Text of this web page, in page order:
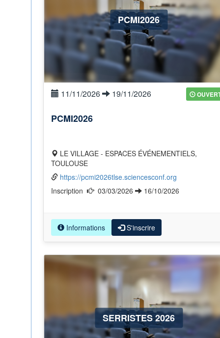
PCMI2026
11/11/2026 19/11/2026
PCMI2026
TOULOUSE
https://pcmi2026tlse.sciencesconf.org
03/03/2026 16/10/2026
Informations S'inscrire
SERRISTES 2026